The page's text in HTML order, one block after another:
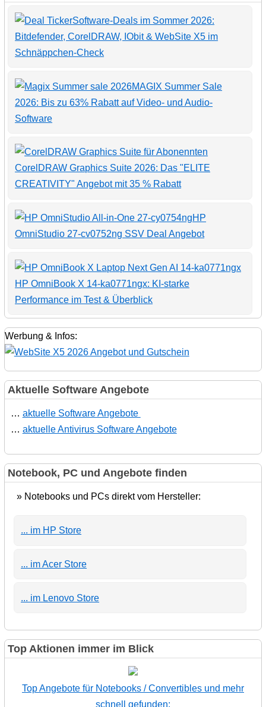
Software-Deals im Sommer 2026:
Bitdefender, CorelDRAW, IObit & WebSite X5 im
Schnäppchen-Check
MAGIX Summer Sale
2026: Bis zu 63% Rabatt auf Video- und Audio-
Software
CorelDRAW Graphics Suite 2026: Das "ELITE
CREATIVITY" Angebot mit 35 % Rabatt
HP
OmniStudio 27-cv0752ng SSV Deal Angebot
HP OmniBook X 14-ka0771ngx: KI-starke
Performance im Test & Überblick
Werbung & Infos:
Aktuelle Software Angebote
… aktuelle Software Angebote
… aktuelle Antivirus Software Angebote
Notebook, PC und Angebote finden
» Notebooks und PCs direkt vom Hersteller:
... im HP Store
... im Acer Store
... im Lenovo Store
Top Aktionen immer im Blick
Top Angebote für Notebooks / Convertibles und mehr
schnell gefunden: